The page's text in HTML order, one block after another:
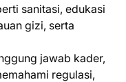
sanitasi, edukasi
gizi, serta
jawab kader,
regulasi,